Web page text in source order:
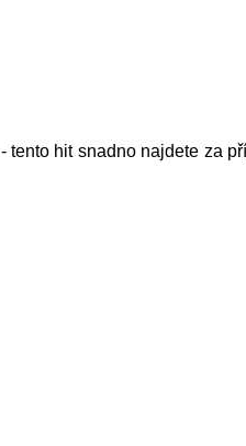
- tento hit snadno najdete za